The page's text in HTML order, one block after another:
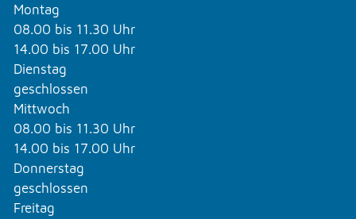
Montag
08.00 bis 11.30 Uhr
14.00 bis 17.00 Uhr
Dienstag
geschlossen
Mittwoch
08.00 bis 11.30 Uhr
14.00 bis 17.00 Uhr
Donnerstag
geschlossen
Freitag